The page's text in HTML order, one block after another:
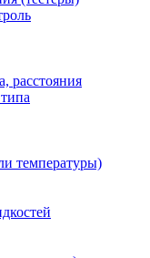
расстояния
температуры)